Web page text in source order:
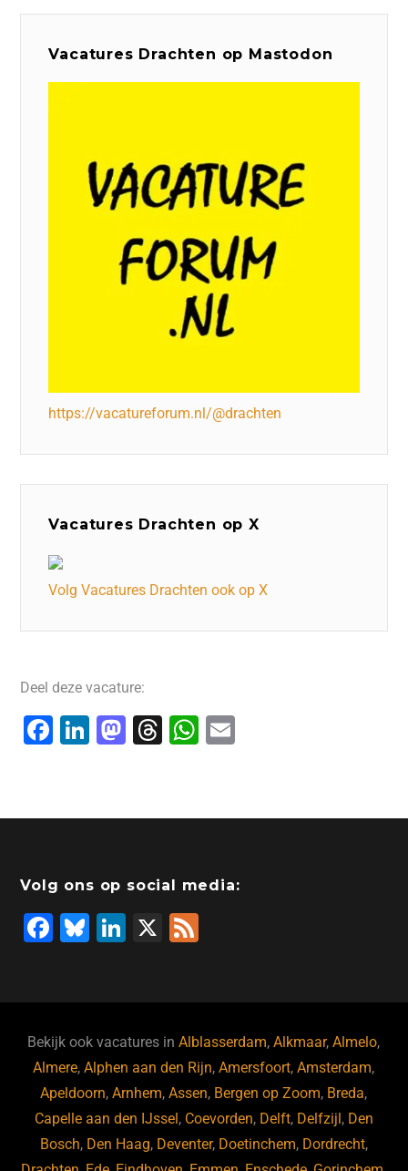
Vacatures Drachten op Mastodon
https://vacatureforum.nl/@drachten
Vacatures Drachten op X
Volg Vacatures Drachten ook op X
Deel deze vacature:
F
e
o
o
k
Li
e
n
M
o
o
T
a
s
W
s
p
l
Volg ons op social media:
F
b
o
o
k
Bl
ky
Li
dI
n
X
Bekijk ook vacatures inAlblasserdam,Alkmaar,Almelo,
Almere,Alphen aan den Rijn,Amersfoort,Amsterdam,
Apeldoorn,Arnhem,Assen, Bergen op Zoom, Breda,
Capelle aan den IJssel, Coevorden, Delft, Delfzijl, Den
Bosch, Den Haag, Deventer, Doetinchem, Dordrecht,